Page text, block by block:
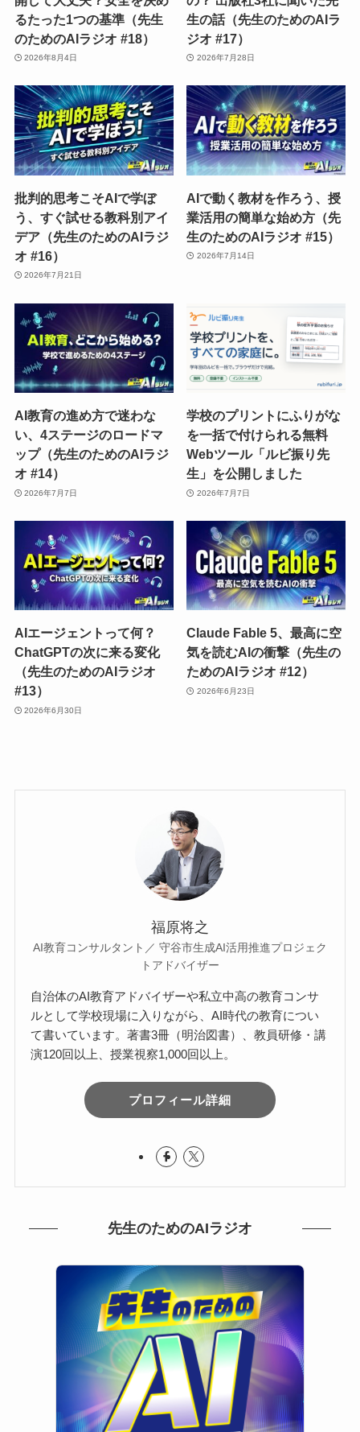
るたった1つの基準（先生
のためのAIラジオ #18）
2026年8月4日
生の話（先生のためのAIラ
ジオ #17）
2026年7月28日
批判的思考こそAIで学ぼ
う、すぐ試せる教科別アイ
デア（先生のためのAIラジ
オ #16）
2026年7月21日
AIで動く教材を作ろう、授
業活用の簡単な始め方（先
生のためのAIラジオ #15）
2026年7月14日
AI教育の進め方で迷わな
い、4ステージのロードマ
ップ（先生のためのAIラジ
オ #14）
2026年7月7日
学校のプリントにふりがな
を一括で付けられる無料
Webツール「ルビ振り先
生」を公開しました
2026年7月7日
AIエージェントって何？
ChatGPTの次に来る変化
（先生のためのAIラジオ
#13）
2026年6月30日
Claude Fable 5、最高に空
気を読むAIの衝撃（先生の
ためのAIラジオ #12）
2026年6月23日
福原将之
AI教育コンサルタント／ 守谷市生成AI活用推進プロジェク
トアドバイザー
自治体のAI教育アドバイザーや私立中高の教育コンサ
ルとして学校現場に入りながら、AI時代の教育につい
て書いています。著書3冊（明治図書）、教員研修・講
演120回以上、授業視察1,000回以上。
プロフィール詳細
先生のためのAIラジオ